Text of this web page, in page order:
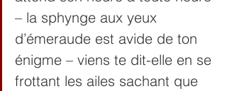
– la sphynge aux yeux
d’émeraude est avide de ton
énigme – viens te dit-elle en se
frottant les ailes sachant que